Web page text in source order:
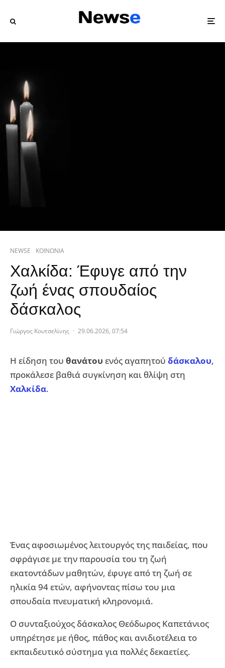
NEWSE ΚΟΙΝΩΝΙΑ
Χαλκίδα: Έφυγε από την
ζωή ένας σπουδαίος
δάσκαλος
Γιώργος Κουτσελίνης · 29.06.2026, 07:54
Η είδηση του θανάτου ενός αγαπητού δάσκαλου,
προκάλεσε βαθιά συγκίνηση και θλίψη στη
Χαλκίδα.
Ένας αφοσιωμένος λειτουργός της παιδείας, που
σφράγισε με την παρουσία του τη ζωή
εκατοντάδων μαθητών, έφυγε από τη ζωή σε
ηλικία 94 ετών, αφήνοντας πίσω του μια
σπουδαία πνευματική κληρονομιά.
Ο συνταξιούχος δάσκαλος Θεόδωρος Καπετάνιος
υπηρέτησε με ήθος, πάθος και ανιδιοτέλεια το
εκπαιδευτικό σύστημα για πολλές δεκαετίες.